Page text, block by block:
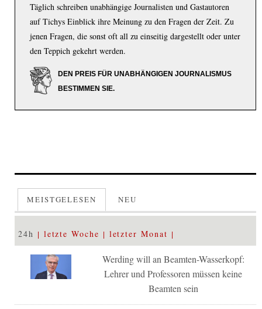
Täglich schreiben unabhängige Journalisten und Gastautoren
auf Tichys Einblick ihre Meinung zu den Fragen der Zeit. Zu
jenen Fragen, die sonst oft all zu einseitig dargestellt oder unter
den Teppich gekehrt werden.
DEN PREIS FÜR UNABHÄNGIGEN JOURNALISMUS
BESTIMMEN SIE.
MEISTGELESEN NEU
24h letzte Woche letzter Monat
Werding will an Beamten-Wasserkopf:
Lehrer und Professoren müssen keine
Beamten sein